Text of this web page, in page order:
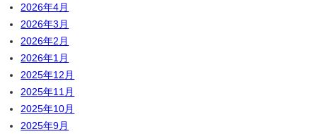
2026年4月
2026年3月
2026年2月
2026年1月
2025年12月
2025年11月
2025年10月
2025年9月